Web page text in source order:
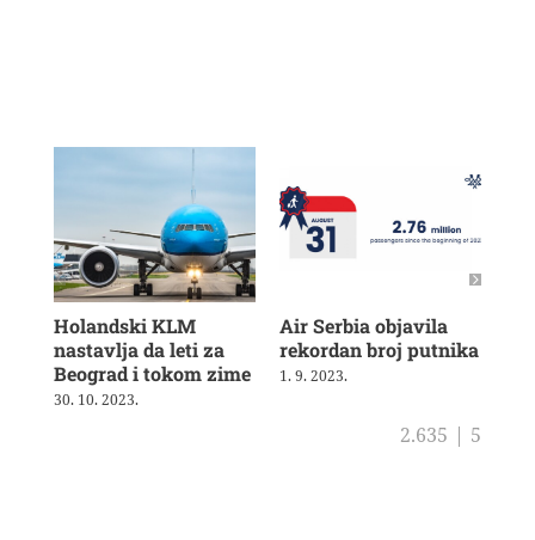
Holandski KLM
nastavlja da leti za
Beograd i tokom zime
30. 10. 2023.
Air Serbia objavila
rekordan broj putnika
1. 9. 2023.
2.635 | 5